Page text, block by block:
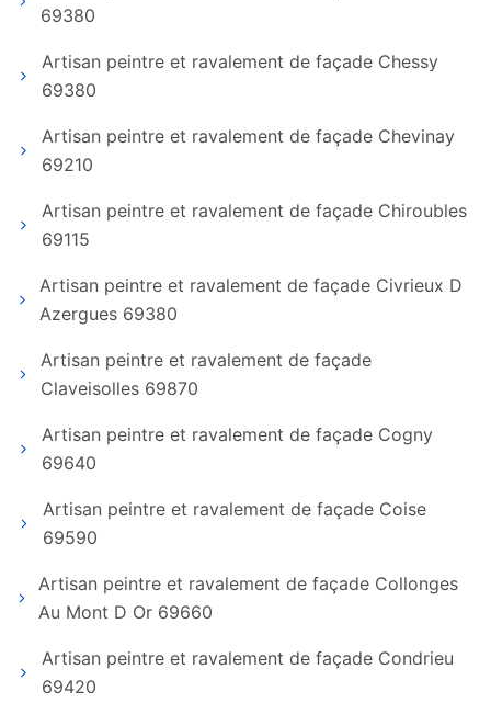
69380
Artisan peintre et ravalement de façade Chessy
69380
Artisan peintre et ravalement de façade Chevinay
69210
Artisan peintre et ravalement de façade Chiroubles
69115
Artisan peintre et ravalement de façade Civrieux D
Azergues 69380
Artisan peintre et ravalement de façade
Claveisolles 69870
Artisan peintre et ravalement de façade Cogny
69640
Artisan peintre et ravalement de façade Coise
69590
Artisan peintre et ravalement de façade Collonges
Au Mont D Or 69660
Artisan peintre et ravalement de façade Condrieu
69420